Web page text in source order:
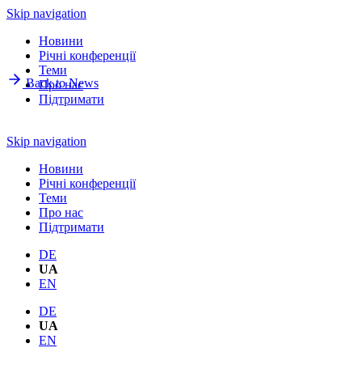
Skip navigation
Новини
Річнi конференції
Теми
Про нас
Підтримати
Skip navigation
Новини
Річнi конференції
Теми
Про нас
Підтримати
DE
UA
EN
DE
UA
EN
Back to News